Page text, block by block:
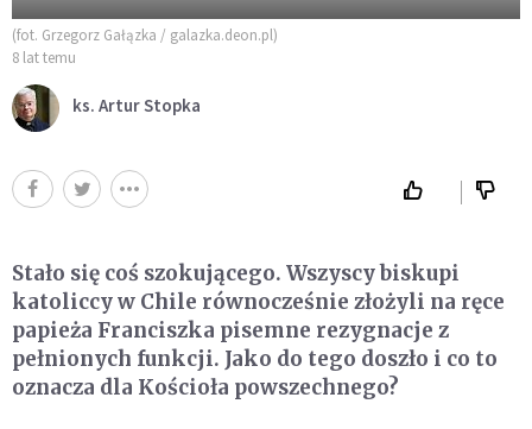
(fot. Grzegorz Gałązka / galazka.deon.pl)
8 lat temu
ks. Artur Stopka
Stało się coś szokującego. Wszyscy biskupi
katoliccy w Chile równocześnie złożyli na ręce
papieża Franciszka pisemne rezygnacje z
pełnionych funkcji. Jako do tego doszło i co to
oznacza dla Kościoła powszechnego?